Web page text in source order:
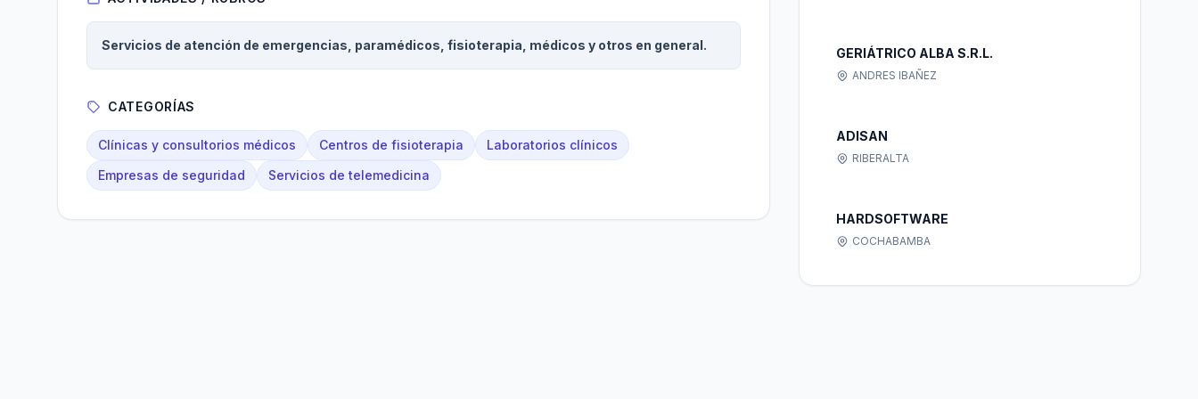
Servicios de atención de emergencias, paramédicos, fisioterapia, médicos y otros en general.
CATEGORÍAS
Clínicas y consultorios médicos Centros de fisioterapia
Laboratorios clínicos
Empresas de seguridad
Servicios de telemedicina
GERIÁTRICO ALBA S.R.L.
ANDRES IBAÑEZ
ADISAN
RIBERALTA
HARDSOFTWARE
COCHABAMBA